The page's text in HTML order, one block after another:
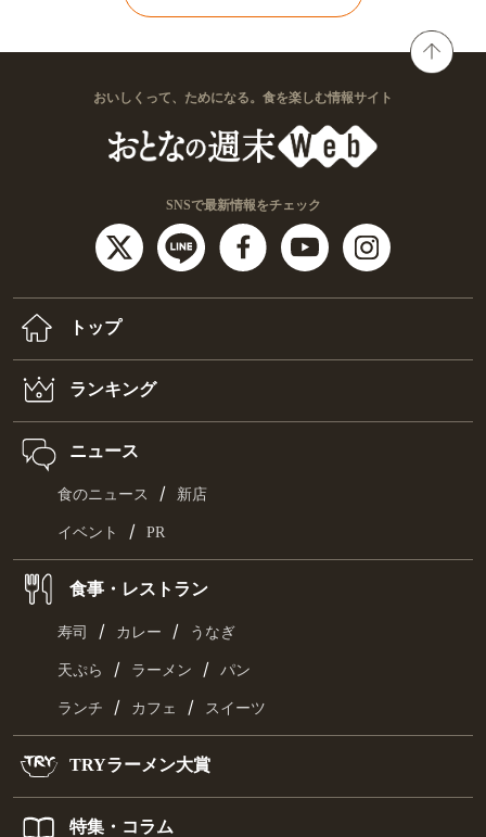
おいしくって、ためになる。食を楽しむ情報サイト
SNSで最新情報をチェック
トップ
ランキング
ニュース
食のニュース / 新店
イベント / PR
食事・レストラン
寿司 / カレー / うなぎ
天ぷら / ラーメン / パン
ランチ / カフェ / スイーツ
TRYラーメン大賞
特集・コラム